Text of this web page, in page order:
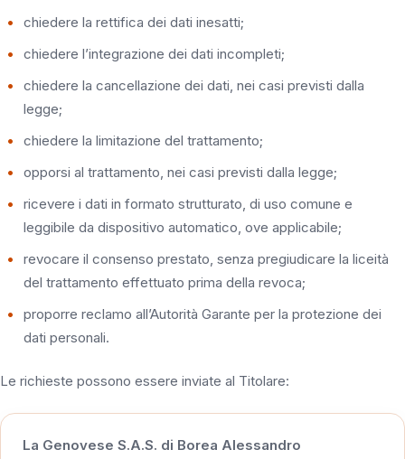
chiedere la rettifica dei dati inesatti;
chiedere l’integrazione dei dati incompleti;
chiedere la cancellazione dei dati, nei casi previsti dalla
legge;
chiedere la limitazione del trattamento;
opporsi al trattamento, nei casi previsti dalla legge;
ricevere i dati in formato strutturato, di uso comune e
leggibile da dispositivo automatico, ove applicabile;
revocare il consenso prestato, senza pregiudicare la liceità
del trattamento effettuato prima della revoca;
proporre reclamo all’Autorità Garante per la protezione dei
dati personali.
Le richieste possono essere inviate al Titolare:
La Genovese S.A.S. di Borea Alessandro